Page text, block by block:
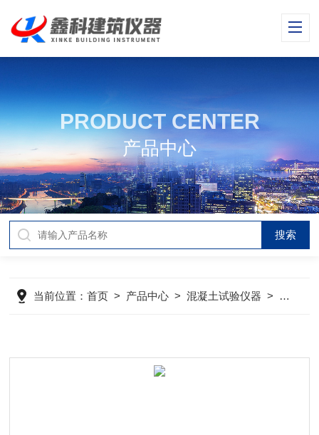
PRODUCT CENTER
产品中心
当前位置：首页 > 产品中心 >混凝土试验仪器 > 混凝土